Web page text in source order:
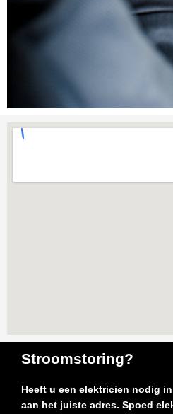
Stroomstoring?
Heeft u een elektricien nodig
aan het juiste adres. Spoed